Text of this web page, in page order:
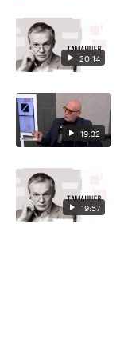
20:14
19:32
19:57